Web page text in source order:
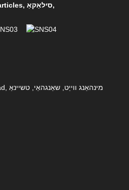
,סילאַקאַ,
No 1588, Lianhang Road, מינהאַנג ווייַט, שאַנגהאַי, טשיינאַ